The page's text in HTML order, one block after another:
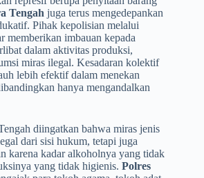
Tengah juga terus mengedepankan
Pihak kepolisian melalui
memberikan imbauan kepada
dalam aktivitas produksi,
miras ilegal. Kesadaran kolektif
lebih efektif dalam menekan
hanya mengandalkan
diingatkan bahwa miras jenis
dari sisi hukum, tetapi juga
karena kadar alkoholnya yang tidak
yang tidak higienis. Polres